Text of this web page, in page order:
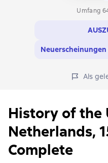
Umfang
Als
History of the
Netherlands,
Complete